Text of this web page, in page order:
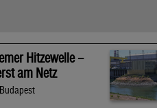
Hitzewelle –
am Netz